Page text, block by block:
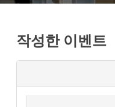
작성한 이벤트